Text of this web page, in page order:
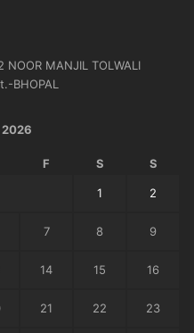
NOOR MANJIL TOLWALI
BHOPAL
F S S
1 2
7 8 9
14 15 16
21 22 23